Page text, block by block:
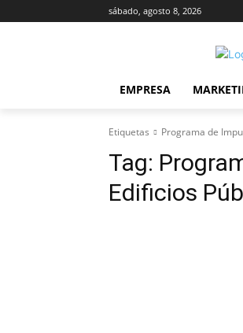
sábado, agosto 8, 2026
EMPRESA
Etiquetas Programa de
Tag:
Edificios